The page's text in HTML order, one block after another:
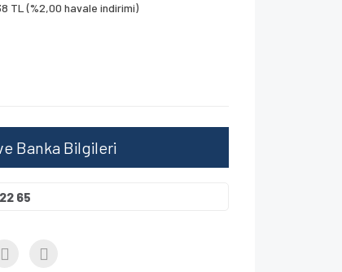
TL (%2,00 havale indirimi)
Banka Bilgileri
65